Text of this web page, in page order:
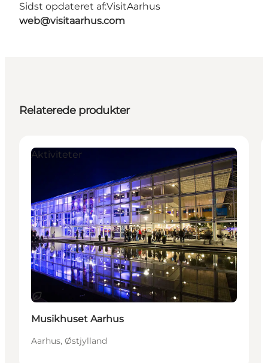
Sidst opdateret af:VisitAarhus
web@visitaarhus.com
Relaterede produkter
Bæredygtige oplevelser
Aktiviteter
Musikhuset Aarhus
Aarhus, Østjylland